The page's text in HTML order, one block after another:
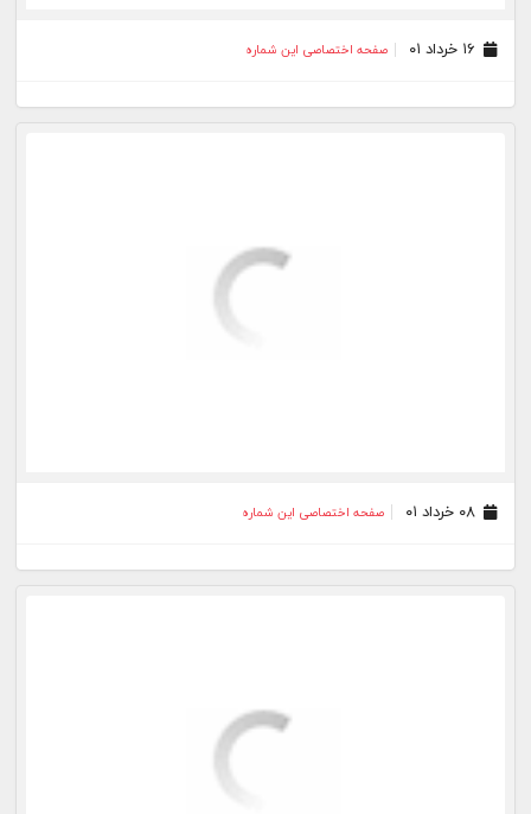
صفحه اختصاصی این شماره
۰۸ خرداد ۰۱ صفحه اختصاصی این شماره